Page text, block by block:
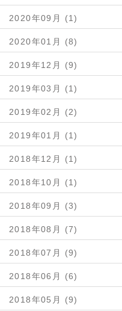
2020年09月 (1)
2020年01月 (8)
2019年12月 (9)
2019年03月 (1)
2019年02月 (2)
2019年01月 (1)
2018年12月 (1)
2018年10月 (1)
2018年09月 (3)
2018年08月 (7)
2018年07月 (9)
2018年06月 (6)
2018年05月 (9)